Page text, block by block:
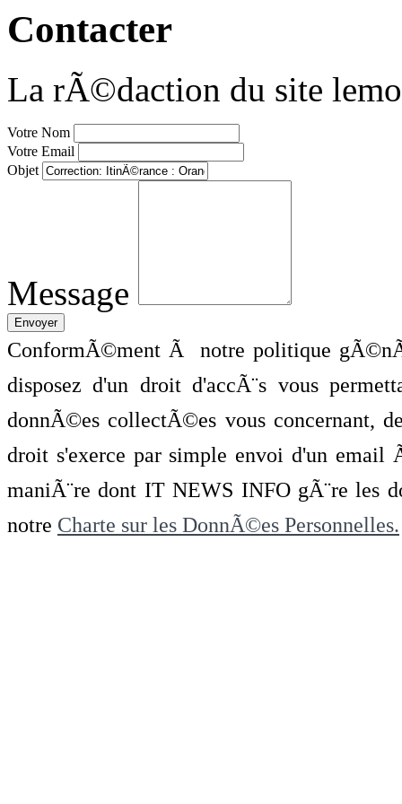
Contacter
La rÃ©daction du site
Votre Nom
Votre Email
Objet
Message
ConformÃ©ment Ã notre politique
disposez d'un droit d'accÃ¨s vous
donnÃ©es collectÃ©es vous concernant,
droit s'exerce par simple envoi d'un
maniÃ¨re dont IT NEWS INFO gÃ¨re les
notre Charte sur les DonnÃ©es Personnelles.